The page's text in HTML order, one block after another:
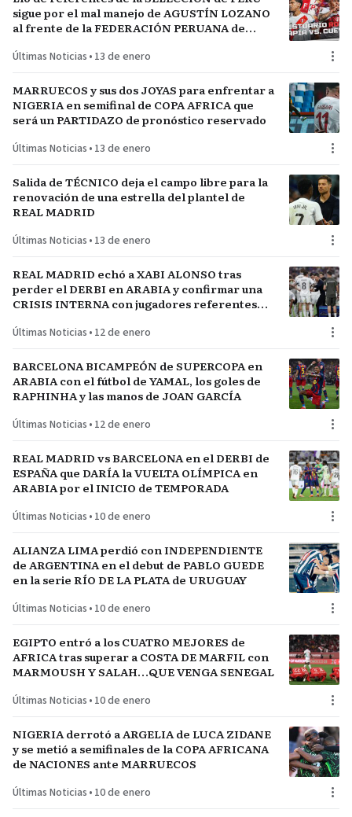
sigue por el mal manejo de AGUSTÍN LOZANO
al frente de la FEDERACIÓN PERUANA de
Últimas Noticias • 13 de enero
MARRUECOS y sus dos JOYAS para enfrentar a
NIGERIA en semifinal de COPA AFRICA que
será un PARTIDAZO de pronóstico reservado
Últimas Noticias • 13 de enero
Salida de TÉCNICO deja el campo libre para la
renovación de una estrella del plantel de
REAL MADRID
Últimas Noticias • 13 de enero
REAL MADRID echó a XABI ALONSO tras
perder el DERBI en ARABIA y confirmar una
CRISIS INTERNA con jugadores referentes
Últimas Noticias • 12 de enero
BARCELONA BICAMPEÓN de SUPERCOPA en
ARABIA con el fútbol de YAMAL, los goles de
RAPHINHA y las manos de JOAN GARCÍA
Últimas Noticias • 12 de enero
REAL MADRID vs BARCELONA en el DERBI de
ESPAÑA que DARÍA la VUELTA OLÍMPICA en
ARABIA por el INICIO de TEMPORADA
Últimas Noticias • 10 de enero
ALIANZA LIMA perdió con INDEPENDIENTE
de ARGENTINA en el debut de PABLO GUEDE
en la serie RÍO DE LA PLATA de URUGUAY
Últimas Noticias • 10 de enero
EGIPTO entró a los CUATRO MEJORES de
AFRICA tras superar a COSTA DE MARFIL con
MARMOUSH Y SALAH…QUE VENGA SENEGAL
Últimas Noticias • 10 de enero
NIGERIA derrotó a ARGELIA de LUCA ZIDANE
y se metió a semifinales de la COPA AFRICANA
de NACIONES ante MARRUECOS
Últimas Noticias • 10 de enero